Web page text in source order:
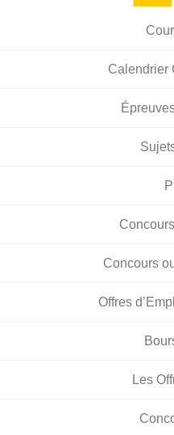
Calendrier
Concours
Offres
Les